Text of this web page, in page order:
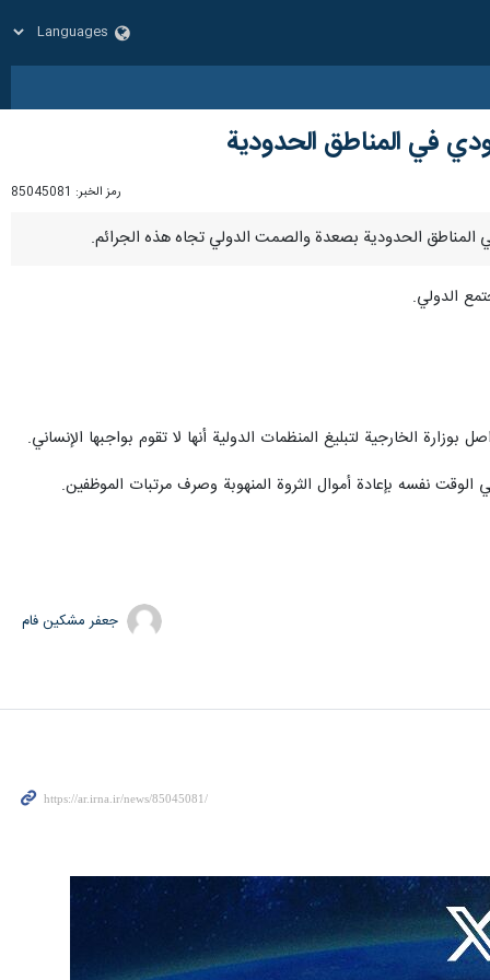
في المناطق الحدودية
رمز الخبر: 85045081
الدولي.
الخارجية لتبليغ المنظمات الدولية أنها لا تقوم بواجبها الإنساني.
الوقت نفسه بإعادة أموال الثروة المنهوبة وصرف مرتبات الموظفين.
جعفر مشکین فام